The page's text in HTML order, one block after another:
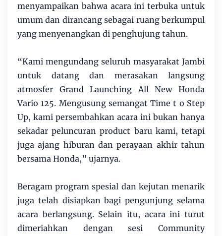
menyampaikan bahwa acara ini terbuka untuk
umum dan dirancang sebagai ruang berkumpul
yang menyenangkan di penghujung tahun.
“Kami mengundang seluruh masyarakat Jambi
untuk datang dan merasakan langsung
atmosfer Grand Launching All New Honda
Vario 125. Mengusung semangat Time t o Step
Up, kami persembahkan acara ini bukan hanya
sekadar peluncuran product baru kami, tetapi
juga ajang hiburan dan perayaan akhir tahun
bersama Honda,” ujarnya.
Beragam program spesial dan kejutan menarik
juga telah disiapkan bagi pengunjung selama
acara berlangsung. Selain itu, acara ini turut
dimeriahkan dengan sesi Community